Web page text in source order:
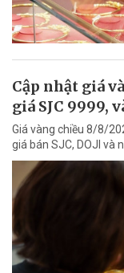
Cập nhật giá
giá SJC 9999,
Giá vàng chiều 8/8/
giá bán SJC, DOJI và